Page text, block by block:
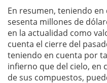
En resumen, teniendo
sesenta millones de
en la actualidad como
cuenta el cierre del
teniendo en cuenta por
infierno que del cielo, en
de sus compuestos,